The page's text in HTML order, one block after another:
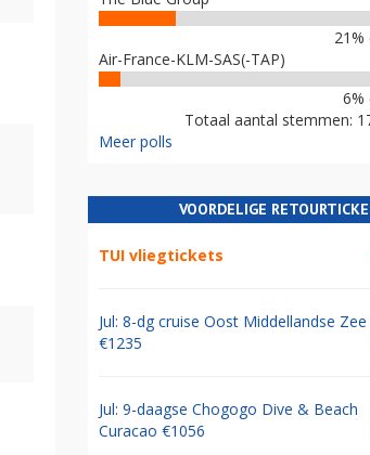
Air-France-KLM-SAS(-TAP)
6%
Totaal aantal stemmen:
Meer polls
VOORDELIGE
TUI vliegtickets
Jul: 8-dg cruise Oost Middellandse Zee
€1235
Jul: 9-daagse Chogogo Dive & Beach
Curacao €1056